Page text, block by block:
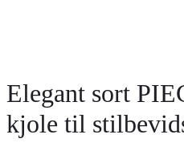
Elegant sort
kjole til